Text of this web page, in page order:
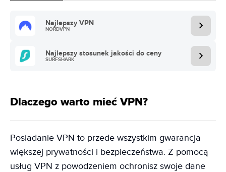
Najlepszy VPN
NORDVPN
Najlepszy stosunek jakości do ceny
SURFSHARK
Dlaczego warto mieć VPN?
Posiadanie VPN to przede wszystkim gwarancja
większej prywatności i bezpieczeństwa. Z pomocą
usług VPN z powodzeniem ochronisz swoje dane